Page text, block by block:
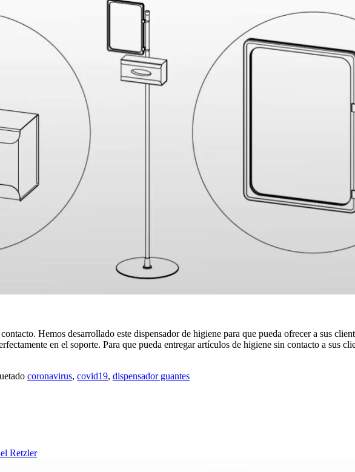
Hemos desarrollado este dispensador de higiene para que pueda ofrecer a sus
en el soporte. Para que pueda entregar artículos de higiene sin contacto a sus
coronavirus, covid19, dispensador guantes
Retzler